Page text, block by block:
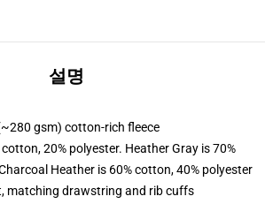
설명
gsm) cotton-rich fleece
20% polyester. Heather Gray is 70%
Heather is 60% cotton, 40% polyester
matching drawstring and rib cuffs